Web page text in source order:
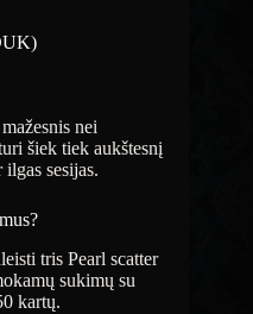
nei
šiek tiek aukštesnį
sesijas.
tris Pearl scatter
sukimų su
kartų.